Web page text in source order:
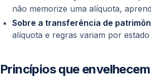
não memorize uma alíquota,
Sobre a transferência de
alíquota e regras variam por
Princípios que